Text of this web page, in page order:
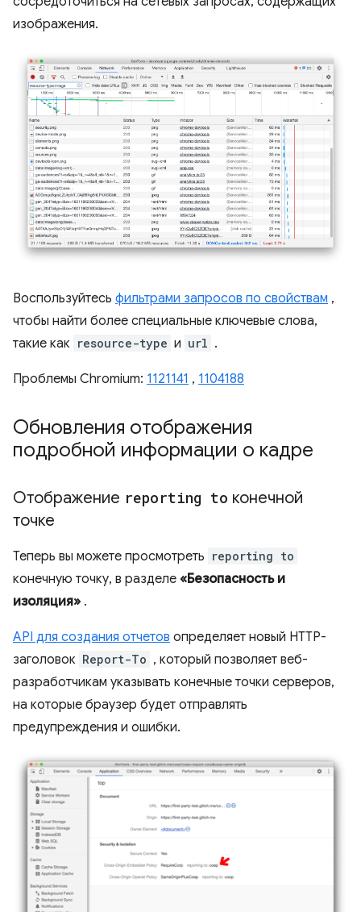
изображения.
Воспользуйтесь фильтрами запросов по свойствам ,
чтобы найти более специальные ключевые слова,
такие как resource-type и url .
Проблемы Chromium: 1121141 , 1104188
Обновления отображения
подробной информации о кадре
Отображение reporting to конечной
точке
Теперь вы можете просмотреть reporting to
конечную точку, в разделе «Безопасность и
изоляция» .
API для создания отчетов определяет новый HTTP-
заголовок Report-To , который позволяет веб-
разработчикам указывать конечные точки серверов,
на которые браузер будет отправлять
предупреждения и ошибки.